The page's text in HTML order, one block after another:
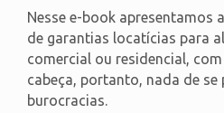
Nesse e-book apresentamos
de garantias locatícias para
comercial ou residencial,
cabeça, portanto, nada de se
burocracias.